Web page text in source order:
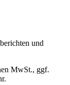
und
MwSt., ggf.